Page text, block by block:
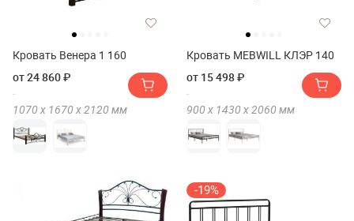
Кровать Венера 1 160
от 24 860 ₽
1070 х 1670 х 2120 мм
Кровать MEBWILL КЛЭР 140
от 15 498 ₽
900 х 1430 х 2060 мм
-19%